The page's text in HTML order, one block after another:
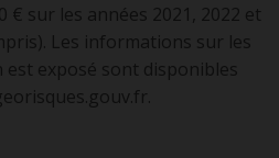
€ sur les années 2021, 2022 et
Les informations sur les
est exposé sont disponibles